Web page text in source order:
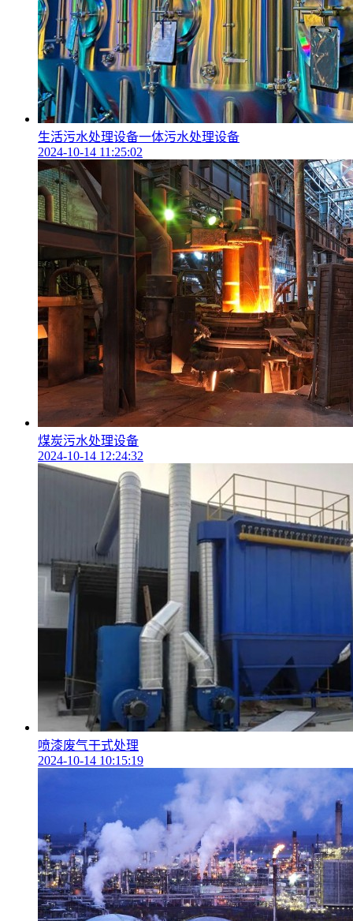
生活污水处理设备一体污水处理设备
2024-10-14 11:25:02
煤炭污水处理设备
2024-10-14 12:24:32
喷漆废气干式处理
2024-10-14 10:15:19